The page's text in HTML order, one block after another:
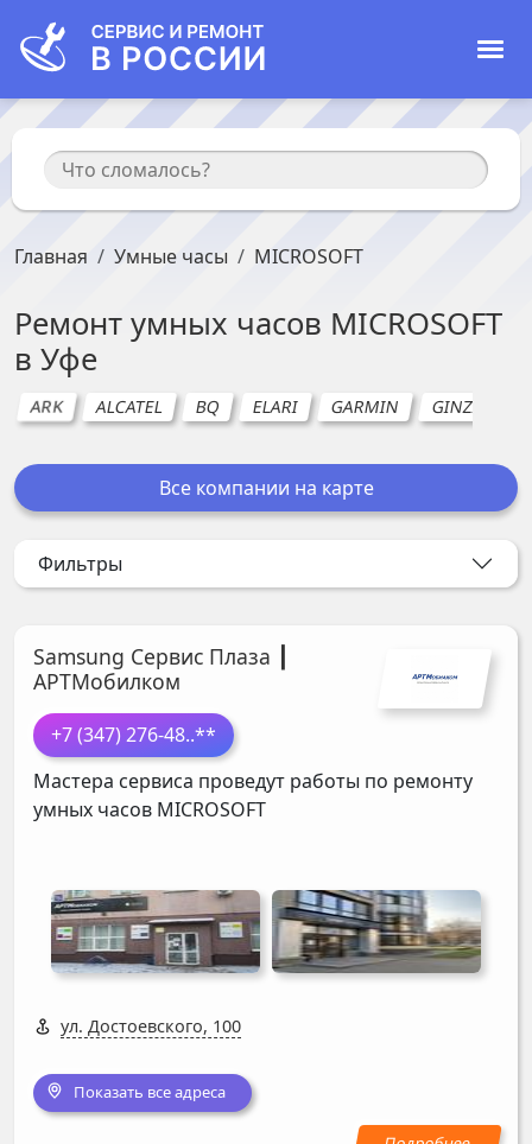
Главная Умные часы MICROSOFT
Ремонт умных часов MICROSOFT
в Уфе
ARK ALCATEL BQ ELARI GARMIN GINZZU
Все компании на карте
Фильтры
Samsung Сервис Плаза ┃
АРТМобилком
+7 (347) 276-48..**
Мастера сервиса проведут работы по ремонту
умных часов MICROSOFT
ул. Достоевского, 100
Показать все адреса